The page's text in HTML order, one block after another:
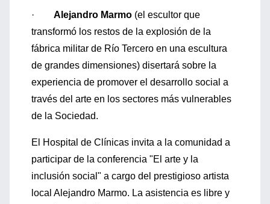
· Alejandro Marmo (el escultor que
transformó los restos de la explosión de la
fábrica militar de Río Tercero en una escultura
de grandes dimensiones) disertará sobre la
experiencia de promover el desarrollo social a
través del arte en los sectores más vulnerables
de la Sociedad.
El Hospital de Clínicas invita a la comunidad a
participar de la conferencia "El arte y la
inclusión social" a cargo del prestigioso artista
local Alejandro Marmo. La asistencia es libre y